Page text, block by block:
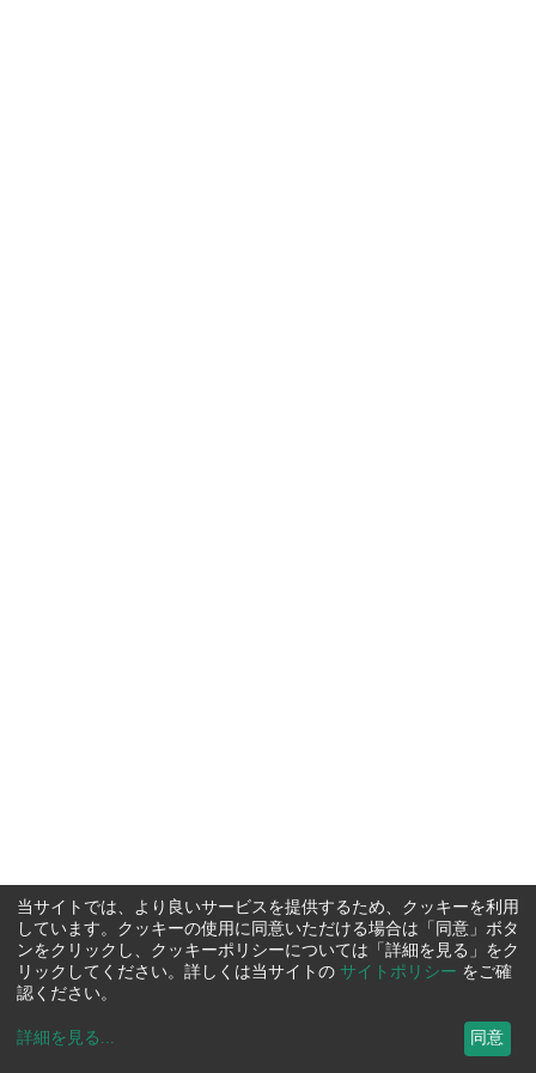
当サイトでは、より良いサービスを提供するため、クッキーを利用
しています。クッキーの使用に同意いただける場合は「同意」ボタ
ンをクリックし、クッキーポリシーについては「詳細を見る」をク
リックしてください。詳しくは当サイトの サイトポリシー をご確
認ください。
詳細を見る ... 同意